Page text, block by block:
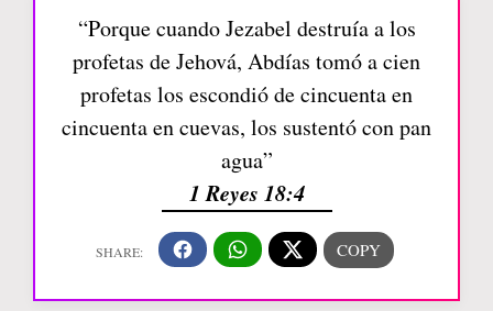
“Porque cuando Jezabel destruía a los
profetas de Jehová, Abdías tomó a cien
profetas los escondió de cincuenta en
cincuenta en cuevas, los sustentó con pan
agua”
1 Reyes 18:4